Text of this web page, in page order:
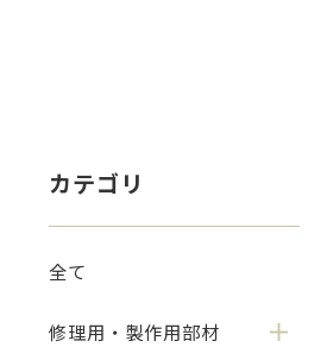
カテゴリ
全て
修理用・製作用部材